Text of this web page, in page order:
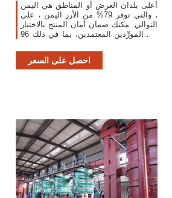
أعلى بلدان العرض أو المناطق هي اليمن
، والتي توفر 79% من الأرز اليمن ، على
التوالي. مكنك ضمان أمان المنتج بالاختيار
من المورِّدين المعتمدين، بما في ذلك 96
شهادة Other.
احصل على السعر